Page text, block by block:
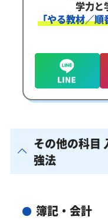
学力と
「やる教材／順
その他の科目
強法
簿記・会計